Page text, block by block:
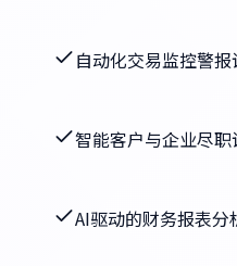
自动化交易监控警
智能客户与企业尽职
AI驱动的财务报表分